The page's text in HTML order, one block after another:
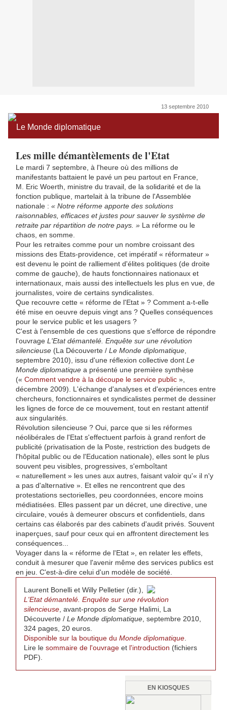
13 septembre 2010
Les mille démantèlements de l'Etat
Le mardi 7 septembre, à l'heure où des millions de
manifestants battaient le pavé un peu partout en France,
M. Eric Woerth, ministre du travail, de la solidarité et de la
fonction publique, martelait à la tribune de l'Assemblée
nationale : « Notre réforme apporte des solutions
raisonnables, efficaces et justes pour sauver le système de
retraite par répartition de notre pays. » La réforme ou le
chaos, en somme.
Pour les retraites comme pour un nombre croissant des
missions des Etats-providence, cet impératif « réformateur »
est devenu le point de ralliement d'élites politiques (de droite
comme de gauche), de hauts fonctionnaires nationaux et
internationaux, mais aussi des intellectuels les plus en vue, de
journalistes, voire de certains syndicalistes.
Que recouvre cette « réforme de l'Etat » ? Comment a-t-elle
été mise en oeuvre depuis vingt ans ? Quelles conséquences
pour le service public et les usagers ?
C'est à l'ensemble de ces questions que s'efforce de répondre
l'ouvrage L'Etat démantelé. Enquête sur une révolution
silencieuse (La Découverte / Le Monde diplomatique
septembre 2010), issu d'une réflexion collective dont Le
Monde diplomatique a présenté une première synthèse
(« Comment vendre à la découpe le service public »,
décembre 2009). L'échange d'analyses et d'expériences entre
chercheurs, fonctionnaires et syndicalistes permet de dessiner
les lignes de force de ce mouvement, tout en restant attentif
aux singularités.
Révolution silencieuse ? Oui, parce que si les réformes
néolibérales de l'Etat s'effectuent parfois à grand renfort de
publicité (privatisation de la Poste, restriction des budgets de
l'hôpital public ou de l'Education nationale), elles sont le plus
souvent peu visibles, progressives, s'emboîtant
« naturellement » les unes aux autres, faisant valoir qu'« il n'y
a pas d'alternative ». Et elles ne rencontrent que des
protestations sectorielles, peu coordonnées, encore moins
médiatisées. Elles passent par un décret, une directive, une
circulaire, voués à demeurer obscurs et confidentiels, dans
certains cas élaborés par des cabinets d'audit privés. Souvent
inaperçues, sauf pour ceux qui en affrontent directement les
conséquences...
Voyager dans la « réforme de l'Etat », en relater les effets,
conduit à mesurer que l'avenir même des services publics est
en jeu. C'est-à-dire celui d'un modèle de société.
Laurent Bonelli et Willy Pelletier (dir.),
L'Etat démantelé. Enquête sur une révolution
silencieuse , avant-propos de Serge Halimi, La
Découverte / Le Monde diplomatique , septembre 2010,
324 pages, 20 euros.
Disponible sur la boutique du Monde diplomatique
Lire le sommaire de l'ouvrage et l'introduction (fichiers
PDF).
EN KIOSQUES